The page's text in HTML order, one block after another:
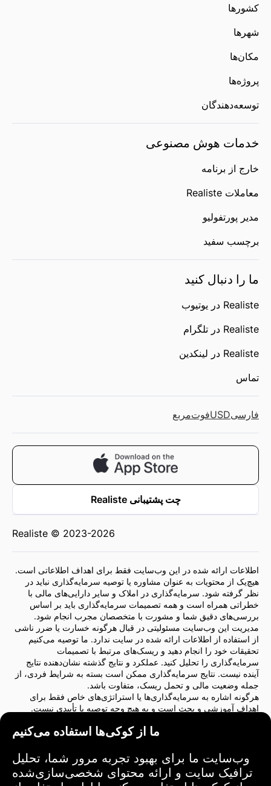
ما از کوکی‌ها استفاده می‌کنیم
وب‌سایت ما برای بهبود تجربه مرور شما، تحلیل
ترافیک سایت و ارائه محتوای شخصی‌سازی‌شده
کشورها
شهرها
مکان‌ها
پروژه‌ها
توسعه‌دهندگان
خدمات هوش مصنوعی
خارج از برنامه
معاملات Realiste
مدیر پورتفولیو
برچسب سفید
ما را دنبال کنید
Realiste در یوتیوب
Realiste در تلگرام
Realiste در لینکدین
تماس
فارسیUSDفوت‌مربع
چت پشتیبانی Realiste
Realiste © 2023-2026
اطلاعات ارائه شده در این وب‌سایت فقط برای اهداف اطلاعاتی است.
هیچ‌یک از محتویات به عنوان مشاوره یا توصیه سرمایه‌گذاری نباید در
نظر گرفته شود. سرمایه‌گذاری در املاک و سایر دارایی‌های مالی با
خطراتی همراه است و همه تصمیمات سرمایه‌گذاری باید بر اساس
بررسی‌های دقیق شما و مشورت با متخصصان مجرب انجام شود.
مدیریت این وب‌سایت مسئولیتی در قبال هرگونه خسارت یا ضرر ناشی
از استفاده از اطلاعات ارائه شده در سایت ندارد. ما توصیه می‌کنیم
تحقیقات خود را انجام دهید و ریسک‌های مرتبط با تصمیمات
سرمایه‌گذاری را تحلیل کنید. عملکرد و نتایج گذشته نشان‌دهنده نتایج
آینده نیست. نتایج سرمایه‌گذاری ممکن است بسته به شرایط فردی، از
جمله وضعیت مالی و تحمل ریسک، متفاوت باشد.
هرگونه اشاره به سرمایه‌گذاری‌ها یا استراتژی‌های خاص فقط برای
اهداف آموزشی و بحث است و به هیچ وجه توصیه یا تأییدی نیست.
ما اکیداً توصیه می‌کنیم که قبل از هرگونه تصمیم‌گیری سرمایه‌گذاری با
سرمایه‌گذاری و ریسک‌های مرتبط با آن‌ها را بر عهده دارید.
با استفاده از این وب‌سایت، شما موافقت می‌کنید که مدیریت وب‌سایت
در قبال هرگونه ضرر یا خسارت مستقیم یا غیرمستقیم ناشی از استفاده